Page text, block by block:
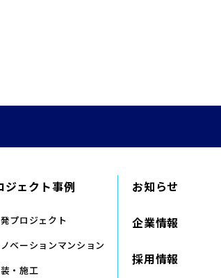
ジェクト事例
プロジェクト
ベーションマンション
・施工
お知らせ
企業情報
採用情報